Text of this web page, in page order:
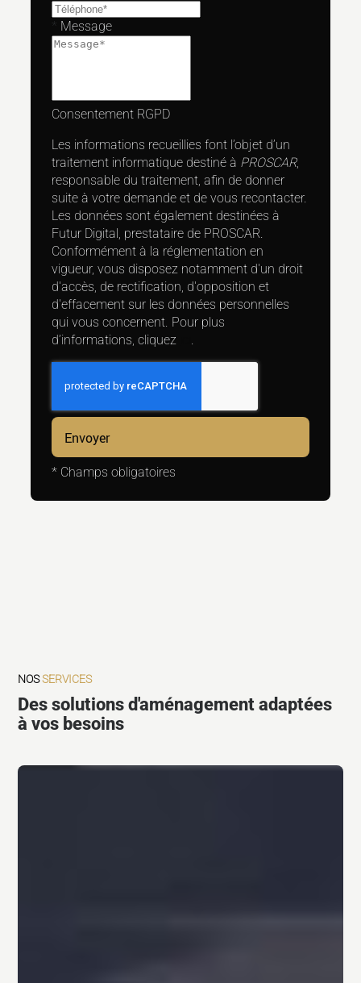
* Message
Consentement RGPD
Les informations recueillies font l’objet d’un
traitement informatique destiné à PROSCAR,
responsable du traitement, afin de donner
suite à votre demande et de vous recontacter.
Les données sont également destinées à
Futur Digital, prestataire de PROSCAR.
Conformément à la réglementation en
vigueur, vous disposez notamment d'un droit
d'accès, de rectification, d'opposition et
d'effacement sur les données personnelles
qui vous concernent. Pour plus
d’informations, cliquez
.
* Champs obligatoires
NOSSERVICES
Des solutions d'aménagement adaptées
à vos besoins